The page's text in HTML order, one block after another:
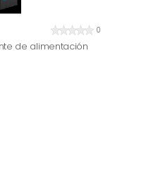
0
de alimentación